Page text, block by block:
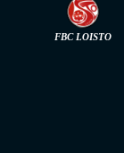
FBC LOISTO